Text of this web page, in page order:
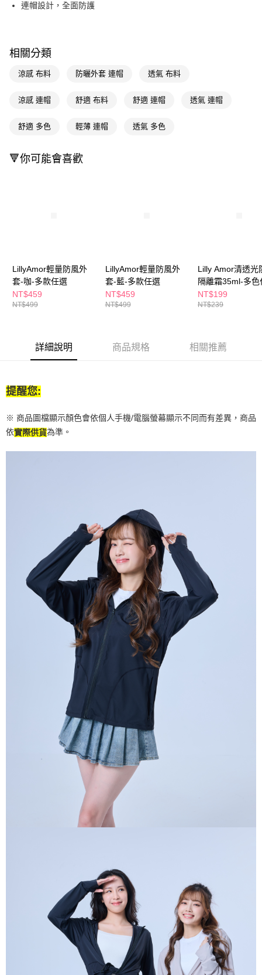
Google Pay
相關說明
便利好安心！
２．便利：只要手機號碼，簡訊認證，即可結帳。
３．安心：先確認商品／服務後，再付款。
後付繳納相關費用。
※ 交易是否成功請以「AFTEE先享後付 」之結帳頁面顯示為準，若有關於
客戶支援中心」
https://netprotections.freshdesk.com/support/home
易，需依本服務之必要範圍內提供個人資料，並將交易相關給付款項請求債
權轉讓予恩沛科技股份有限公司。
２．關於個人資料處理事宜，請瀏覽以下網址：
３．未成年的使用者請事先徵得法定代理人或監護人之同意方可使用
「AFTEE先享後付」，若未經同意申辦者引起之損失，本公司不負相關責
４．使用「AFTEE先享後付」時，將依據個別帳號之用戶狀況，依本公司即
請求用戶進行身份認證。
全家取貨付款
付款後萊爾富取貨
每筆NT$65，滿NT$490(含以上)免運費
付款後7-11取貨
宅配(本島)
付款後寶雅門市自取(由倉庫統一出貨)
連帽設計，全面防護
相關分類
涼感 布料 防曬外套 連帽 透氣 布料
涼感 連帽 舒適 布料 舒適 連帽 透氣 連帽
舒適 多色 輕薄 連帽 透氣 多色
🔻你可能會喜歡
LillyAmor輕量防風外
套-咖-多款任選
NT$459
NT$499
LillyAmor輕量防風外
套-藍-多款任選
NT$459
NT$499
Lilly Amor清透光
隔離霜35ml-多色
NT$199
NT$239
詳細說明 商品規格 相關推薦
提醒您:
※ 商品圖檔顯示顏色會依個人手機/電腦螢幕顯示不同而有差異，商品
依實際供貨為準。